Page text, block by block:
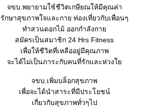
จขบ.พยายามใช้ชีวิตเกษียณให้มีคุณค่า
รักษาสุขภาพใจและกาย ท่องเที่ยวกับเพื่อนๆ
ทำสวนดอกไม้ ออกกำลังกา
สมัครเป็นสมาชิก 24 Hrs Fitness
เพื่อให้ชีวิตที่เหลืออยู่มีคุณภาพ
จะได้ไม่เป็นภาระกับคนที่รักและห่วง
จขบ.เพิ่มบล็อกสุขภาพ
เพื่อจะได้นำสาระที่มีประโยชน์
เกี่ยวกับสุขภาพทั่วๆไป